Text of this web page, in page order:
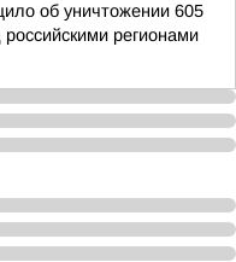
об уничтожении 605
регионами